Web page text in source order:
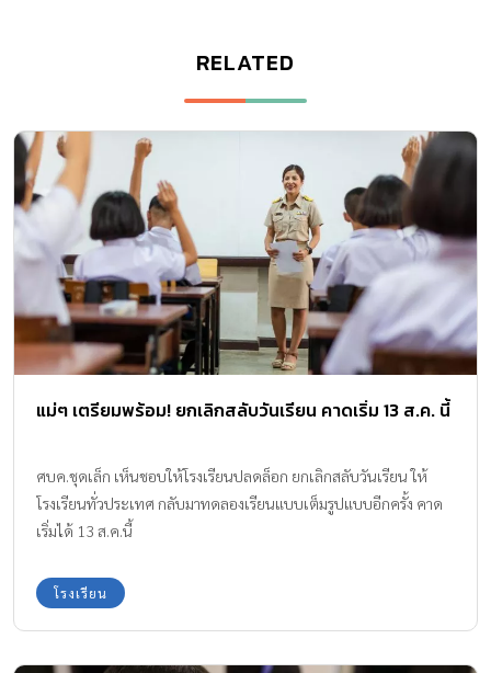
RELATED
แม่ๆ เตรียมพร้อม! ยกเลิกสลับวันเรียน คาดเริ่ม 13 ส.ค. นี้
ศบค.ชุดเล็ก เห็นชอบให้โรงเรียนปลดล็อก ยกเลิกสลับวันเรียน ให้
โรงเรียนทั่วประเทศ กลับมาทดลองเรียนแบบเต็มรูปแบบอีกครั้ง คาด
เริ่มได้ 13 ส.ค.นี้
โรงเรียน